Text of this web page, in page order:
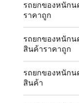
รถยกของหนัก
ราคาถูก
รถยกของหนักน
สินค้าราคาถูก
รถยกของหนักน
สินค้า